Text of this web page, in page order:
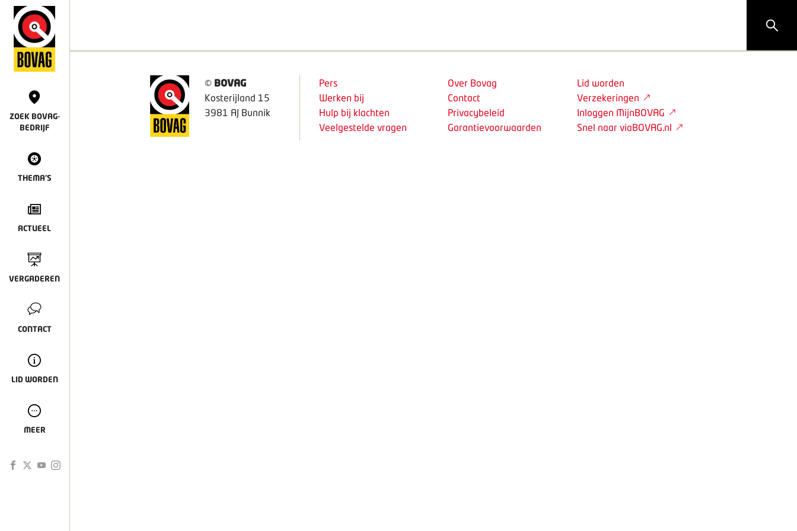
ZOEK BOVAG-
BEDRIJF
THEMA'S
ACTUEEL
VERGADEREN
CONTACT
LID WORDEN
MEER
© BOVAG
Kosterijland 15
3981 AJ Bunnik
Pers
Werken bij
Hulp bij klachten
Veelgestelde vragen
Over Bovag
Contact
Privacybeleid
Garantievoorwaarden
Lid worden
Verzekeringen
Inloggen MijnBOVAG
Snel naar viaBOVAG.nl